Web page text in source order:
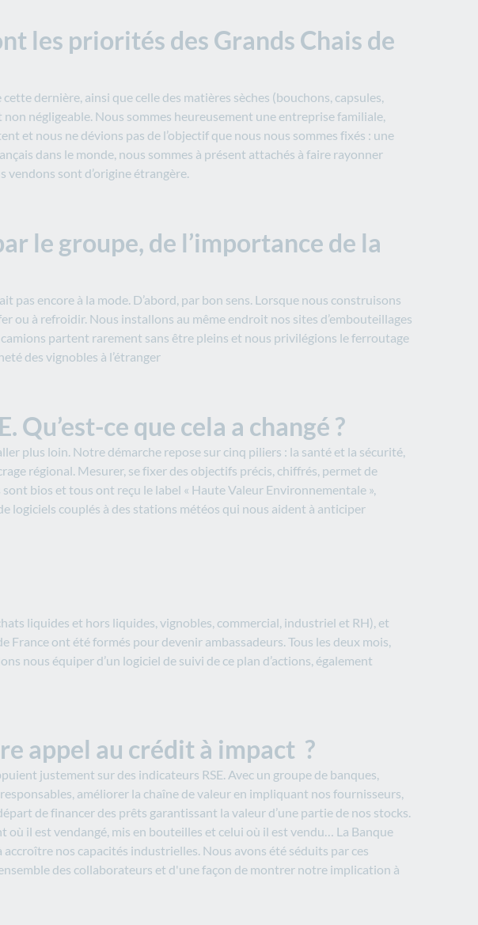
les priorités des Grands Chais de
dernière, ainsi que celle des matières sèches (bouchons, capsules,
négligeable. Nous sommes heureusement une entreprise familiale,
et nous ne dévions pas de l’objectif que nous nous sommes fixés : une
dans le monde, nous sommes à présent attachés à faire rayonner
sont d’origine étrangère.
le groupe, de l’importance de la
pas encore à la mode. D’abord, par bon sens. Lorsque nous construisons
ou à refroidir. Nous installons au même endroit nos sites d’embouteillages
partent rarement sans être pleins et nous privilégions le ferroutage
des vignobles à l’étranger
Qu’est-ce que cela a changé ?
plus loin. Notre démarche repose sur cinq piliers : la santé et la sécurité,
régional. Mesurer, se fixer des objectifs précis, chiffrés, permet de
bios et tous ont reçu le label « Haute Valeur Environnementale »,
logiciels couplés à des stations météos qui nous aident à anticiper
liquides et hors liquides, vignobles, commercial, industriel et RH), et
ont été formés pour devenir ambassadeurs. Tous les deux mois,
nous équiper d’un logiciel de suivi de ce plan d’actions, également
appel au crédit à impact ?
justement sur des indicateurs RSE. Avec un groupe de banques,
améliorer la chaîne de valeur en impliquant nos fournisseurs,
de financer des prêts garantissant la valeur d’une partie de nos stocks.
il est vendangé, mis en bouteilles et celui où il est vendu… La Banque
nos capacités industrielles. Nous avons été séduits par ces
des collaborateurs et d'une façon de montrer notre implication à